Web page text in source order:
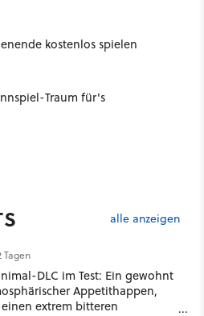
kostenlos spielen
Traum für's
alle anzeigen
Tagen
DLC im Test: Ein gewohnt
Appetithappen,
extrem bitteren